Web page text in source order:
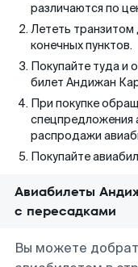
различаются по
Лететь
конечных пунктов.
Покупайте туда и
билет Андижан
При покупке
спецпредложения
распродажи
Покупайте
Авиабилеты
с пересадками
Вы можете